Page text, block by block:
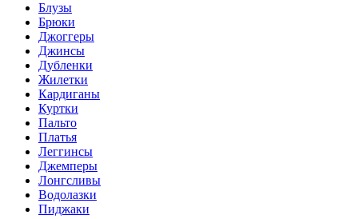
Блузы
Брюки
Джоггеры
Джинсы
Дубленки
Жилетки
Кардиганы
Куртки
Пальто
Платья
Леггинсы
Джемперы
Лонгсливы
Водолазки
Пиджаки